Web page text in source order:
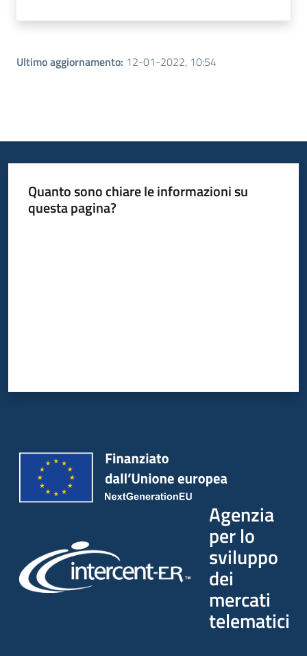
Ultimo aggiornamento: 12-01-2022, 10:54
Quanto sono chiare le informazioni su
questa pagina?
Agenzia
per lo
sviluppo
dei
mercati
telematici